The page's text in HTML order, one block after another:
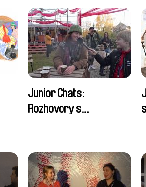
Junior Chats:
Rozhovory s